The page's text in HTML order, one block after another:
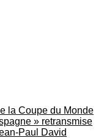
la Coupe du Monde
» retransmise
Paul David